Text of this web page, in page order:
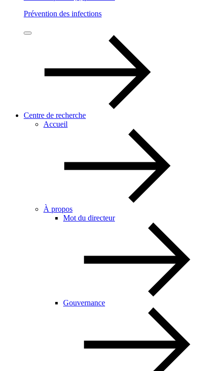
Prévention des infections
Centre de recherche
Accueil
À propos
Mot du directeur
Gouvernance